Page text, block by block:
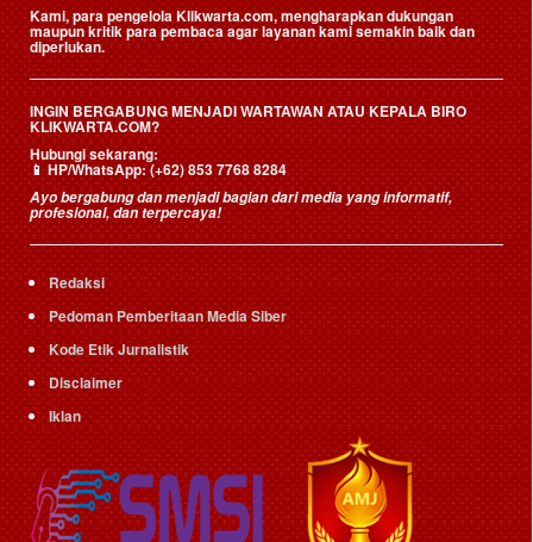
Kami, para pengelola Klikwarta.com, mengharapkan dukungan
maupun kritik para pembaca agar layanan kami semakin baik dan
diperlukan.
INGIN BERGABUNG MENJADI WARTAWAN ATAU KEPALA BIRO
KLIKWARTA.COM?
Hubungi sekarang:
📱HP/WhatsApp:(+62) 853 7768 8284
Ayo bergabung dan menjadi bagian dari media yang informatif,
profesional, dan terpercaya!
Redaksi
Pedoman Pemberitaan Media Siber
Kode Etik Jurnalistik
Disclaimer
Iklan